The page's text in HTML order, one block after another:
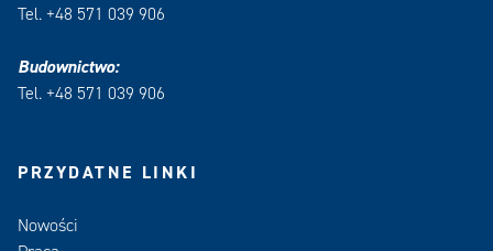
Tel. +48 571 039 906
Budownictwo:
Tel. +48 571 039 906
PRZYDATNE LINKI
Nowości